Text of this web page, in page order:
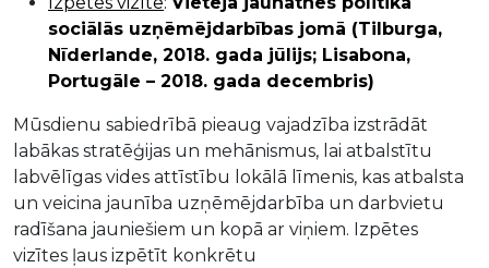
sociālās uzņēmējdarbības jomā (Tilburga,
Nīderlande, 2018. gada jūlijs; Lisabona,
Portugāle – 2018. gada decembris)
Mūsdienu sabiedrībā pieaug vajadzība izstrādāt
labākas stratēģijas un mehānismus, lai atbalstītu
labvēlīgas vides attīstību lokālā līmenis, kas atbalsta
un veicina jaunība uzņēmējdarbība un darbvietu
radīšana jauniešiem un kopā ar viņiem. Izpētes
vizītes ļaus izpētīt konkrētu